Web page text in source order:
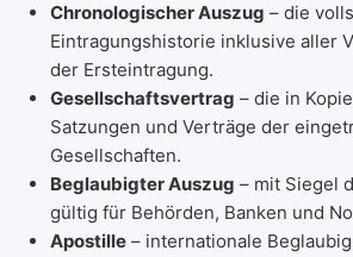
Chronologischer Auszug – die
Eintragungshistorie inklusive aller
der Ersteintragung.
Gesellschaftsvertrag – die in
Satzungen und Verträge der
Gesellschaften.
Beglaubigter Auszug – mit Siegel
gültig für Behörden, Banken und
Apostille – internationale